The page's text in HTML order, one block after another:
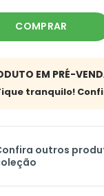
COMPRAR
EM PRÉ-
tranquilo!
outros